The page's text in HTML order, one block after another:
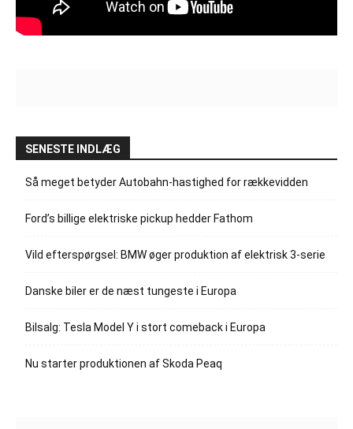
SENESTE INDLÆG
Så meget betyder Autobahn-hastighed for rækkevidden
Ford’s billige elektriske pickup hedder Fathom
Vild efterspørgsel: BMW øger produktion af elektrisk 3-serie
Danske biler er de næst tungeste i Europa
Bilsalg: Tesla Model Y i stort comeback i Europa
Nu starter produktionen af Skoda Peaq